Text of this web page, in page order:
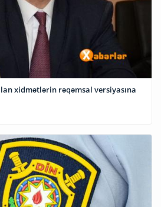
xidmətlərin rəqəmsal versiyasına